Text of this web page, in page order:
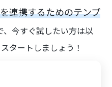
連携するためのテンプ
今すぐ試したい方は以
タートしましょう！